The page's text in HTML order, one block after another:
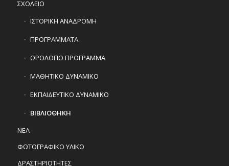
ΣΧΟΛΕΙΟ
ΙΣΤΟΡΙΚΗ ΑΝΑΔΡΟΜΗ
ΠΡΟΓΡΑΜΜΑΤΑ
ΩΡΟΛΟΓΙΟ ΠΡΟΓΡΑΜΜΑ
ΜΑΘΗΤΙΚΟ ΔΥΝΑΜΙΚΟ
ΕΚΠΑΙΔΕΥΤΙΚΟ ΔΥΝΑΜΙΚΟ
ΒΙΒΛΙΟΘΗΚΗ
ΝΕΑ
ΦΩΤΟΓΡΑΦΙΚΟ ΥΛΙΚΟ
ΔΡΑΣΤΗΡΙΟΤΗΤΕΣ